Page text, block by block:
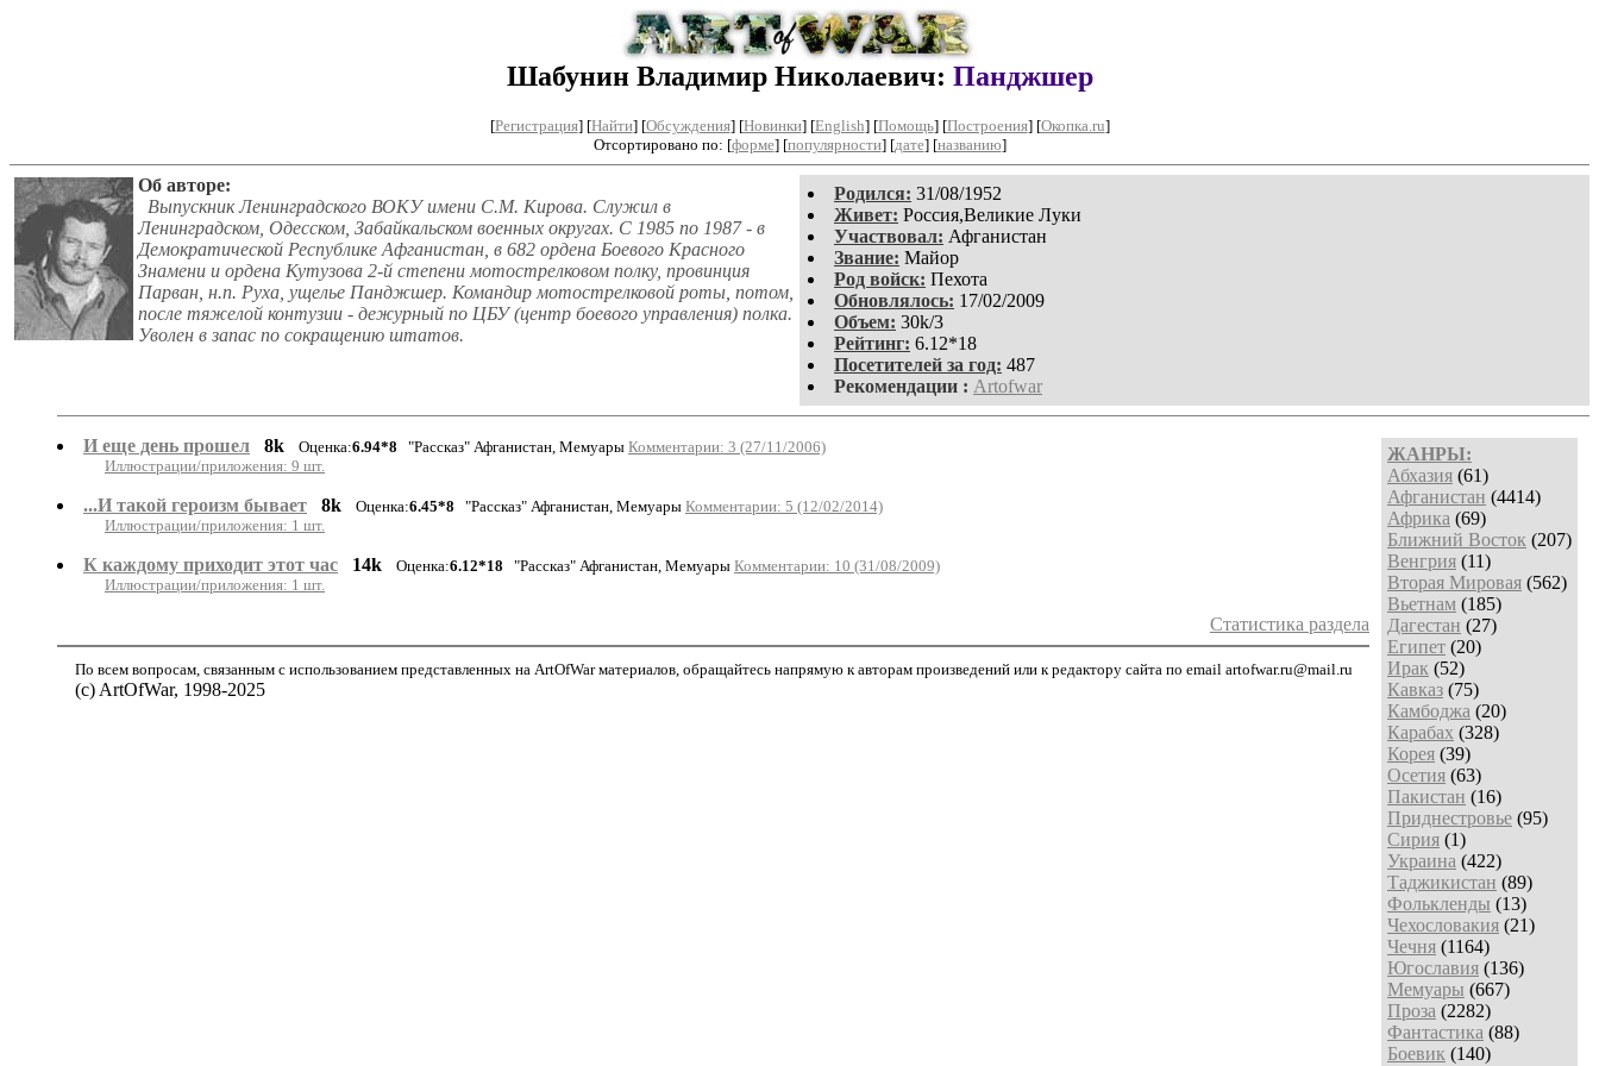
Шабунин Владимир Николаевич: Панджшер
[Регистрация] [Найти] [Обсуждения] [Новинки] [English] [Помощь] [Построения] [Окопка.ru]
Отсортировано по: [форме] [популярности] [дате] [названию]
Родился: 31/08/1952
Живет: Россия,Великие Луки
Участвовал: Афганистан
Звание: Майор
Род войск: Пехота
Обновлялось: 17/02/2009
Объем: 30k/3
Рейтинг: 6.12*18
Посетителей за год: 487
Рекомендации : Artofwar
Об авторе:
Выпускник Ленинградского ВОКУ имени С.М. Кирова. Служил в
Ленинградском, Одесском, Забайкальском военных округах. С 1985 по 1987 - в
Демократической Республике Афганистан, в 682 ордена Боевого Красного
Знамени и ордена Кутузова 2-й степени мотострелковом полку, провинция
Парван, н.п. Руха, ущелье Панджшер. Командир мотострелковой роты, потом,
после тяжелой контузии - дежурный по ЦБУ (центр боевого управления) полка.
Уволен в запас по сокращению штатов.
ЖАНРЫ:
Абхазия (61)
Афганистан (4414)
Африка (69)
Ближний Восток (207)
Венгрия (11)
Вторая Мировая (562)
Вьетнам (185)
Дагестан (27)
Египет (20)
Ирак (52)
Кавказ (75)
Камбоджа (20)
Карабах (328)
Корея (39)
Осетия (63)
Пакистан (16)
Приднестровье (95)
Сирия (1)
Украина (422)
Таджикистан (89)
Фолькленды (13)
Чехословакия (21)
Чечня (1164)
Югославия (136)
Мемуары (667)
Проза (2282)
Фантастика (88)
Боевик (140)
И еще день прошел 8k Оценка:6.94*8 "Рассказ" Афганистан, Мемуары Комментарии: 3 (27/11/2006)
Иллюстрации/приложения: 9 шт.
...И такой героизм бывает 8k Оценка:6.45*8 "Рассказ" Афганистан, Мемуары Комментарии: 5 (12/02/2014)
Иллюстрации/приложения: 1 шт.
К каждому приходит этот час 14k Оценка:6.12*18 "Рассказ" Афганистан, Мемуары Комментарии: 10 (31/08/2009)
Иллюстрации/приложения: 1 шт.
Статистика раздела
По всем вопросам, связанным с использованием представленных на ArtOfWar материалов, обращайтесь напрямую к авторам произведений или к редактору сайта по email artofwar.ru@mail.ru
(с) ArtOfWar, 1998-2025